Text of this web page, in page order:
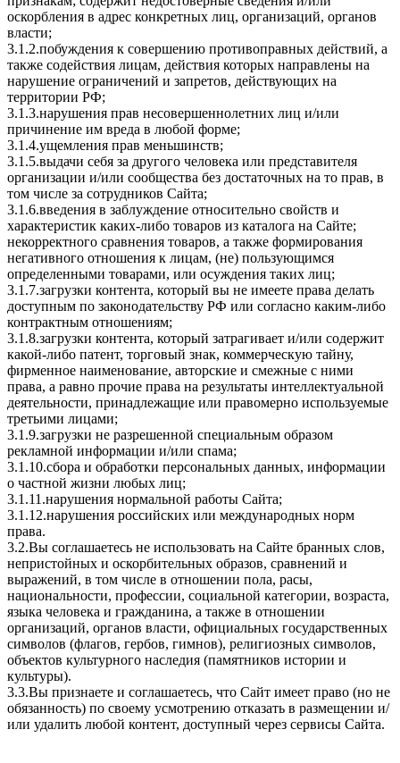
оскорбления в адрес конкретных лиц, организаций, органов
власти;
3.1.2.побуждения к совершению противоправных действий, а
также содействия лицам, действия которых направлены на
нарушение ограничений и запретов, действующих на
территории РФ;
3.1.3.нарушения прав несовершеннолетних лиц и/или
причинение им вреда в любой форме;
3.1.4.ущемления прав меньшинств;
3.1.5.выдачи себя за другого человека или представителя
организации и/или сообщества без достаточных на то прав, в
том числе за сотрудников Сайта;
3.1.6.введения в заблуждение относительно свойств и
характеристик каких-либо товаров из каталога на Сайте;
некорректного сравнения товаров, а также формирования
негативного отношения к лицам, (не) пользующимся
определенными товарами, или осуждения таких лиц;
3.1.7.загрузки контента, который вы не имеете права делать
доступным по законодательству РФ или согласно каким-либо
контрактным отношениям;
3.1.8.загрузки контента, который затрагивает и/или содержит
какой-либо патент, торговый знак, коммерческую тайну,
фирменное наименование, авторские и смежные с ними
права, а равно прочие права на результаты интеллектуальной
деятельности, принадлежащие или правомерно используемые
третьими лицами;
3.1.9.загрузки не разрешенной специальным образом
рекламной информации и/или спама;
3.1.10.сбора и обработки персональных данных, информации
о частной жизни любых лиц;
3.1.11.нарушения нормальной работы Сайта;
3.1.12.нарушения российских или международных норм
права.
3.2.Вы соглашаетесь не использовать на Сайте бранных слов,
непристойных и оскорбительных образов, сравнений и
выражений, в том числе в отношении пола, расы,
национальности, профессии, социальной категории, возраста,
языка человека и гражданина, а также в отношении
организаций, органов власти, официальных государственных
символов (флагов, гербов, гимнов), религиозных символов,
объектов культурного наследия (памятников истории и
культуры).
3.3.Вы признаете и соглашаетесь, что Сайт имеет право (но не
обязанность) по своему усмотрению отказать в размещении и/
или удалить любой контент, доступный через сервисы Сайта.